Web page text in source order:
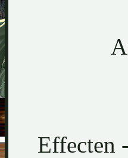
Effecten